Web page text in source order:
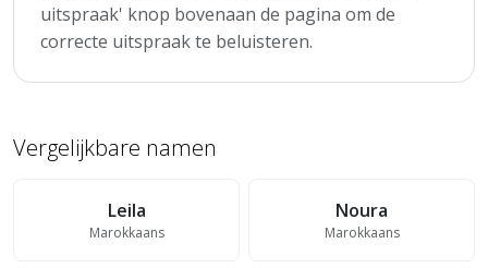
uitspraak' knop bovenaan de pagina om de
correcte uitspraak te beluisteren.
Vergelijkbare namen
Leila
Marokkaans
Noura
Marokkaans